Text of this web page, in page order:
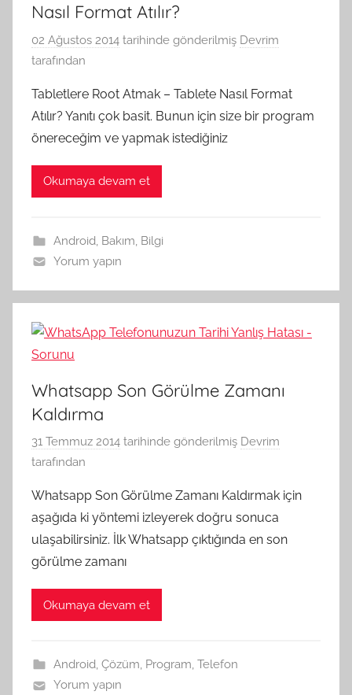
Nasıl Format Atılır?
02 Ağustos 2014 tarihinde gönderilmiş Devrim
tarafından
Tabletlere Root Atmak – Tablete Nasıl Format
Atılır? Yanıtı çok basit. Bunun için size bir program
önereceğim ve yapmak istediğiniz
Okumaya devam et
Android Bakım Bilgi
Yorum yapın
Whatsapp Son Görülme Zamanı
Kaldırma
31 Temmuz 2014 tarihinde gönderilmiş Devrim
tarafından
Whatsapp Son Görülme Zamanı Kaldırmak için
aşağıda ki yöntemi izleyerek doğru sonuca
ulaşabilirsiniz. İlk Whatsapp çıktığında en son
görülme zamanı
Okumaya devam et
Android, Çözüm, Program, Telefon
Yorum yapın